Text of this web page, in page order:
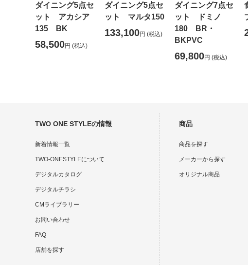
ダイニング5点セ
ット アカシア
135 BK
58,500円 (税込)
ダイニング5点セ
ット マルタ150
133,100円 (税込)
ダイニング7点セ
ット ドミノ
180 BR・
BKPVC
69,800円 (税込)
TWO ONE STYLEの情報
新着情報一覧
TWO-ONESTYLEについて
デジタルカタログ
デジタルチラシ
CMライブラリー
お問い合わせ
FAQ
店舗を探す
商品
商品を探す
メーカーから探す
オリジナル商品